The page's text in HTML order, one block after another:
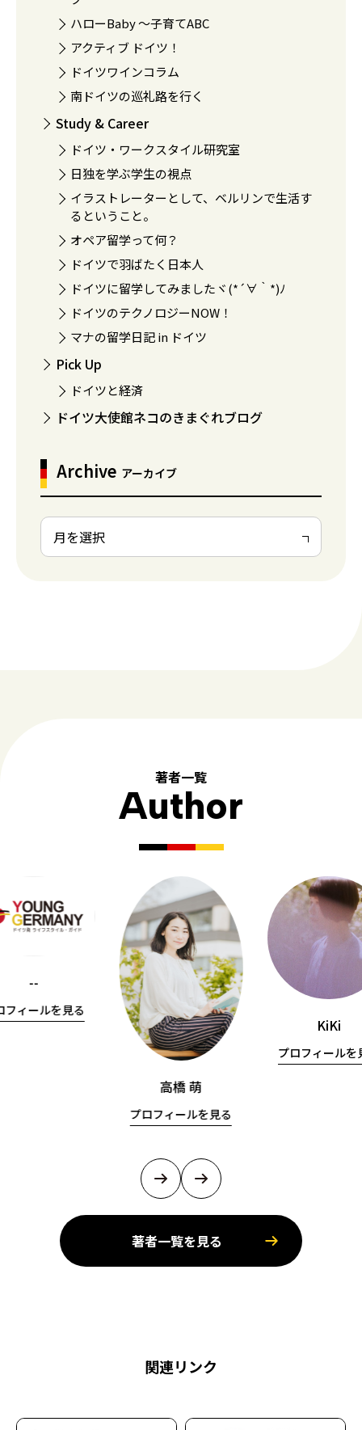
ハローBaby 〜子育てABC
アクティブ ドイツ！
ドイツワインコラム
南ドイツの巡礼路を行く
Study & Career
ドイツ・ワークスタイル研究室
日独を学ぶ学生の視点
イラストレーターとして、ベルリンで生活す
るということ。
オペア留学って何？
ドイツで羽ばたく日本人
ドイツに留学してみましたヾ(*´∀｀*)ﾉ
ドイツのテクノロジーNOW！
マナの留学日記 in ドイツ
Pick Up
ドイツと経済
ドイツ大使館ネコのきまぐれブログ
Archive アーカイブ
著者一覧
Author
--
フィールを見る
高橋 萌
プロフィールを見る
KiKi
プロフィールを
著者一覧を見る
関連リンク